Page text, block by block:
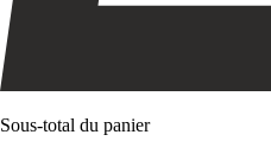
Sous-total du panier